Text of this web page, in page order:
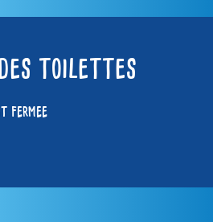
toilettes
fermee